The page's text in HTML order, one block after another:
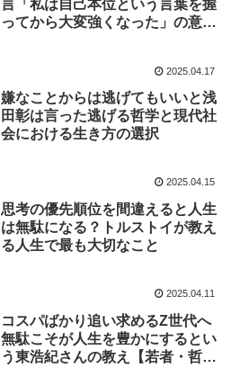
言「私は自己本位という言葉を握
ってから大変強くなった」の意味
2025.04.17
嫌なことからは逃げてもいいと浅
田彰は言った逃げる哲学と現代社
会における生き方の選択
2025.04.15
思考の優先順位を間違えると人生
は無駄になる？トルストイが教え
る人生で最も大切なこと
2025.04.11
コスパばかり追い求めるZ世代へ
無駄こそが人生を豊かにするとい
う東浩紀さんの教え【若者・哲